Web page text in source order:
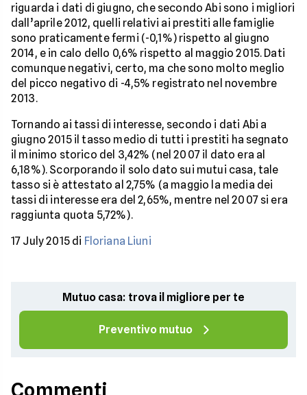
riguarda i dati di giugno, che secondo Abi sono i migliori
dall’aprile 2012, quelli relativi ai prestiti alle famiglie
sono praticamente fermi (-0,1%) rispetto al giugno
2014, e in calo dello 0,6% rispetto al maggio 2015. Dati
comunque negativi, certo, ma che sono molto meglio
del picco negativo di -4,5% registrato nel novembre
2013.
Tornando ai tassi di interesse, secondo i dati Abi a
giugno 2015 il tasso medio di tutti i prestiti ha segnato
il minimo storico del 3,42% (nel 2007 il dato era al
6,18%). Scorporando il solo dato sui mutui casa, tale
tasso si è attestato al 2,75% (a maggio la media dei
tassi di interesse era del 2,65%, mentre nel 2007 si era
raggiunta quota 5,72%).
17 July 2015 di Floriana Liuni
Mutuo casa: trova il migliore per te
Preventivo mutuo
Commenti